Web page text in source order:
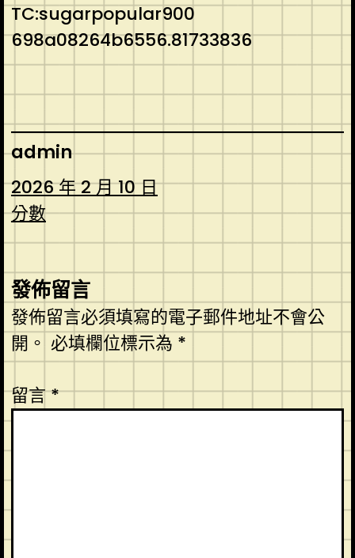
TC:sugarpopular900
698a08264b6556.81733836
admin
2026 年 2 月 10 日
分數
發佈留言
發佈留言必須填寫的電子郵件地址不會公
開。 必填欄位標示為 *
留言*